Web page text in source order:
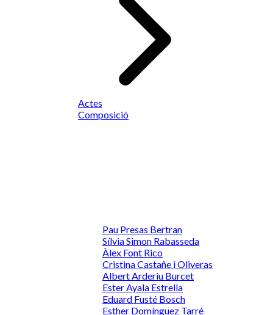
Actes
Composició
Pau Presas Bertran
Sílvia Simon Rabasseda
Àlex Font Rico
Cristina Castañe i Oliveras
Albert Arderiu Burcet
Ester Ayala Estrella
Eduard Fusté Bosch
Esther Domínguez Tarré